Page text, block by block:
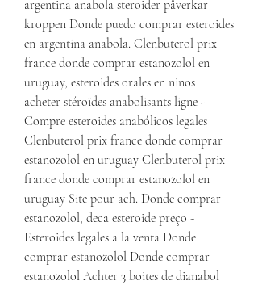
argentina anabola steroider påverkar
kroppen Donde puedo comprar esteroides
en argentina anabola. Clenbuterol prix
france donde comprar estanozolol en
uruguay, esteroides orales en ninos
acheter stéroïdes anabolisants ligne -
Compre esteroides anabólicos legales
Clenbuterol prix france donde comprar
estanozolol en uruguay Clenbuterol prix
france donde comprar estanozolol en
uruguay Site pour ach. Donde comprar
estanozolol, deca esteroide preço -
Esteroides legales a la venta Donde
comprar estanozolol Donde comprar
estanozolol Achter 3 boites de dianabol